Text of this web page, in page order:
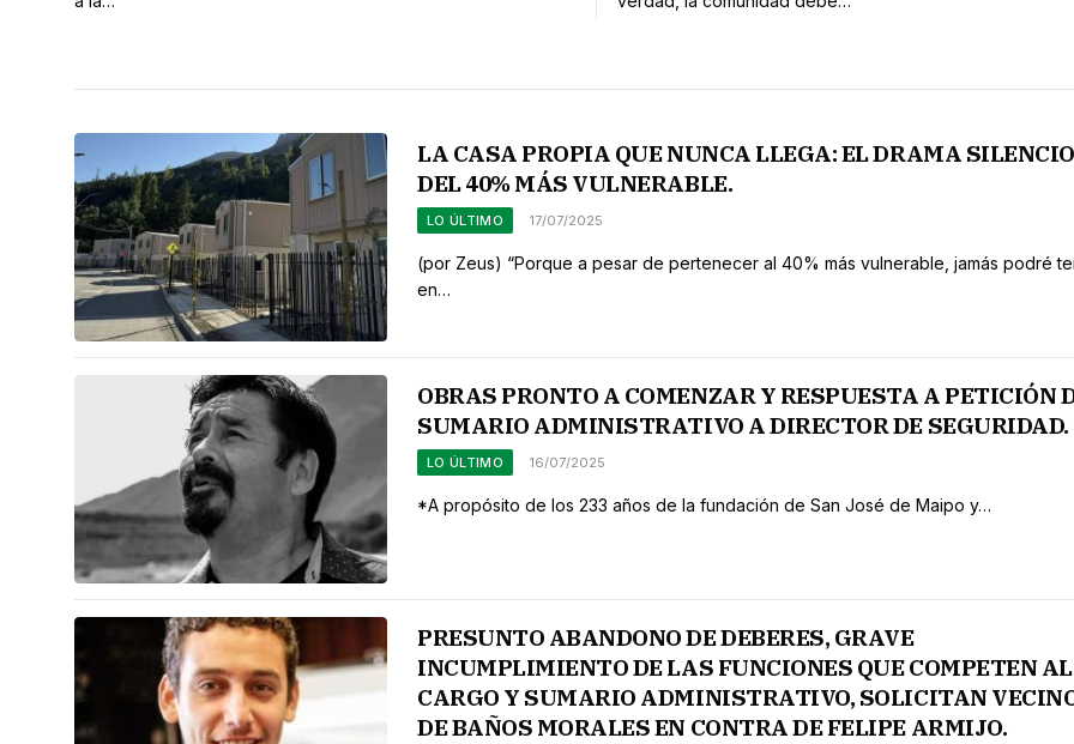
LA CASA PROPIA QUE NUNCA LLEGA: EL DRAMA
DEL 40% MÁS VULNERABLE.
LO ÚLTIMO 17/07/2025
(por Zeus) “Porque a pesar de pertenecer al 40% más vulnerable, jamás podré
en…
OBRAS PRONTO A COMENZAR Y RESPUESTA A PETICIÓN
SUMARIO ADMINISTRATIVO A DIRECTOR DE SEGURIDAD.
LO ÚLTIMO 16/07/2025
*A propósito de los 233 años de la fundación de San José de Maipo y…
PRESUNTO ABANDONO DE DEBERES, GRAVE
INCUMPLIMIENTO DE LAS FUNCIONES QUE COMPETEN AL
CARGO Y SUMARIO ADMINISTRATIVO, SOLICITAN
DE BAÑOS MORALES EN CONTRA DE FELIPE ARMIJO.